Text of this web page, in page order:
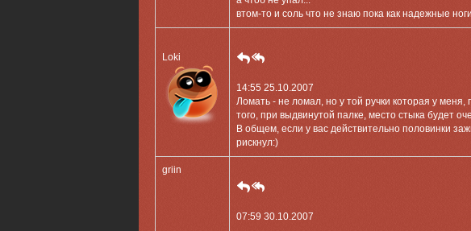
втом-то и соль что не знаю пока как надежные
Loki
14:55 25.10.2007
Ломать - не ломал, но у той ручки которая у
того, при выдвинутой палке, место стыка будет
В общем, если у вас действительно половинки
рискнул:)
griin
07:59 30.10.2007